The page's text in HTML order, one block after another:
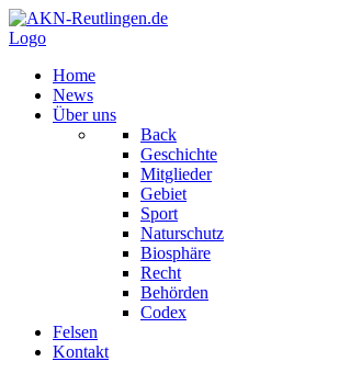
Logo
Home
News
Über uns
Back
Geschichte
Mitglieder
Gebiet
Sport
Naturschutz
Biosphäre
Recht
Behörden
Codex
Felsen
Kontakt